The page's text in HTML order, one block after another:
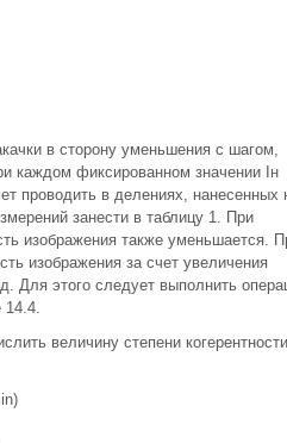
в сторону уменьшения с шагом,
каждом фиксированном значении Iн
проводить в делениях, нанесенных
занести в таблицу 1. При
изображения также уменьшается.
изображения за счет увеличения
Для этого следует выполнить
14.4.
величину степени